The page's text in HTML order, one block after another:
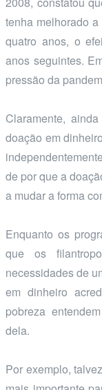
tenha melhorado
quatro anos, o
anos seguintes.
pressão da
Claramente,
doação em
de por que a
a mudar a forma
Enquanto os
que os
necessidades de
em dinheiro
pobreza
dela.
Por exemplo,